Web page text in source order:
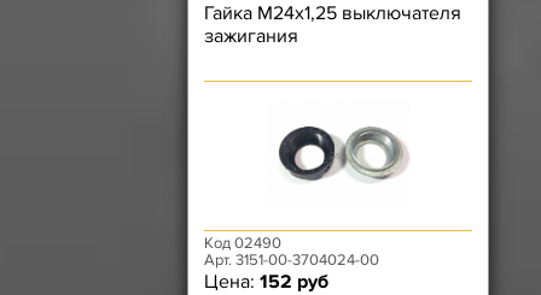
Гайка М24х1,25 выключателя
зажигания
Код 02490
Арт. 3151-00-3704024-00
Цена: 152 руб